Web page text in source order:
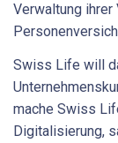
Verwaltung ihrer
Swiss Life will
mache Swiss
Digitalisierung,